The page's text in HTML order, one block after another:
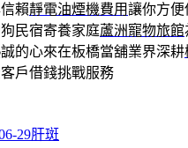
賴靜電油煙機費用讓你方便
民宿寄養家庭蘆洲寵物旅館
的心來在板橋當舖業界深耕
戶借錢挑戰服務
29類
肝斑